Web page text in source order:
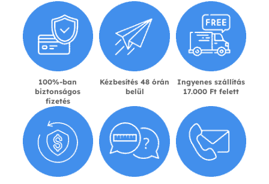
100%-ban
biztonságos
fizetés
Kézbesítés 48 órán
belül
Ingyenes szállítás
17.000 Ft felett